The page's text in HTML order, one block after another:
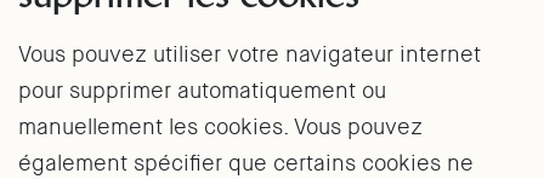
Vous pouvez utiliser votre navigateur internet
pour supprimer automatiquement ou
manuellement les cookies. Vous pouvez
également spécifier que certains cookies ne